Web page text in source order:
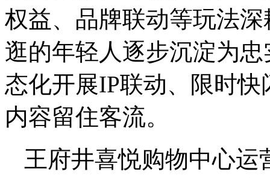
权益、品牌联动等玩法
逛的年轻人逐步沉淀为
态化开展IP联动、限时
内容留住客流。
王府井喜悦购物中心